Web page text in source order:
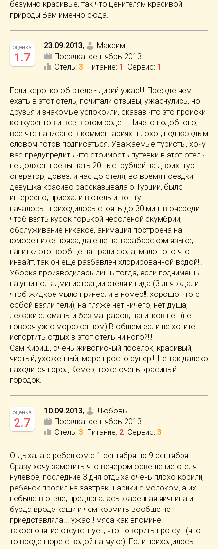
безумно красивые, так что ценителям красивой
природы Вам именно сюда.
оценка
1.7
23.09.2013,
Максим
Поездка: сентябрь 2013
Отель: 3 Питание: 1 Сервис: 1
Если коротко об отеле - дикий ужас!!!! Прежде чем
ехать в этот отель, почитали отзывы, ужаснулись, но
друзья и знакомые успокоили, сказав что это происки
конкурентов и все в этом роде... Ничего подобного,
все что написано в комментариях "плохо", под каждым
словом готов подписаться. Уважаемые туристы, хочу
вас предупредить что стоимость путевки в этот отель
не должен превышать 20 тыс. рублей на двоих. тур
оператор, довезли нас до отеля, во время поездки
девушка красиво рассказывала о Турции, было
интересно, приехали в отель и вот тут
началось...приходилось стоять до 30 мин. в очереди
чтоб взять кусок горькой несоленой скумбрии,
обслуживание никакое, анимация построена на
юморе ниже пояса, да еще на тарабарском языке,
напитки это вообще на грани фола, мало того что
инвайт, так он еще разбавлен хлорированной водой!!!
Уборка производилась лишь тогда, если поднимешь
на уши пол администрации отеля и гида (3 дня ждали
чтоб жидкое мыло принесли в номер!!! хорошо что с
собой взяли гели), на пляже нет ничего, нет душа,
лежаки сломаны и без матрасов, напитков нет (не
говоря уж о мороженном) В общем если не хотите
испортить отдых в этот отель ни ногой!!!
Сам Кириш, очень живописный поселок, красивый,
чистый, ухоженный, море просто супер!!! Не так далеко
находится город Кемер, тоже очень красивый
городок.
оценка
2.7
10.09.2013,
Любовь
Поездка: сентябрь 2013
Отель: 3 Питание: 2 Сервис: 3
Отдыхала с ребенком с 1 сентября по 9 сентября.
Сразу хочу заметить что вечером освещение отеля
нулевое, последние 3 дня отдыха очень плохо корили,
ребенок просил на завтрак шарики с молоком, а их
небыло в отеле, предлогалась жаренная яичница и
бурда вроде каши и чем кормить вообще не
приедставляла... ужас!!! мяса как впомине
такоепонятие отсутствует, что говорить про суп (что
то вроде пюре с водой на муке). Если приходилось